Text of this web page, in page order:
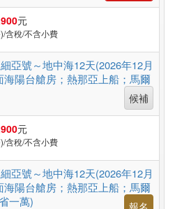
元
含稅/不含小費
亞號～地中海12天(2026年12月
海陽台艙房；熱那亞上船；馬爾
候補
元
含稅/不含小費
亞號～地中海12天(2026年12月
海陽台艙房；熱那亞上船；馬爾
一萬)